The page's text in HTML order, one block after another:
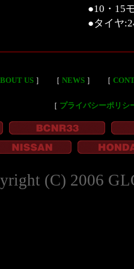
●10・15
●タイヤ
US］ ［ NEWS］ ［
［ プライバシーポリシ
(C) 2006